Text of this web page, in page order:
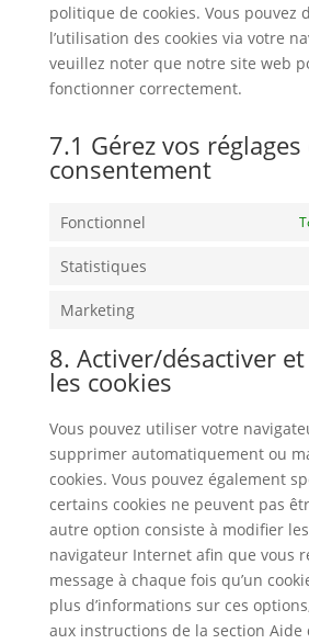
politique de cookies. Vous pouvez
l’utilisation des cookies via votre
veuillez noter que notre site web
fonctionner correctement.
7.1 Gérez vos réglages
consentement
Fonctionnel
Statistiques
Marketing
8. Activer/désactiver
les cookies
Vous pouvez utiliser votre
supprimer automatiquement ou
cookies. Vous pouvez également
certains cookies ne peuvent pas
autre option consiste à modifier
navigateur Internet afin que vous
message à chaque fois qu’un
plus d’informations sur ces
aux instructions de la section Aide